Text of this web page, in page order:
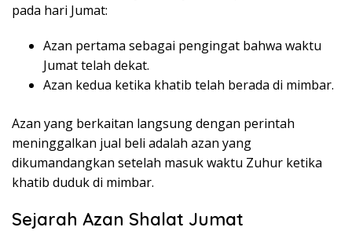
pada hari Jumat:
Azan pertama sebagai pengingat bahwa waktu
Jumat telah dekat.
Azan kedua ketika khatib telah berada di mimbar.
Azan yang berkaitan langsung dengan perintah
meninggalkan jual beli adalah azan yang
dikumandangkan setelah masuk waktu Zuhur ketika
khatib duduk di mimbar.
Sejarah Azan Shalat Jumat